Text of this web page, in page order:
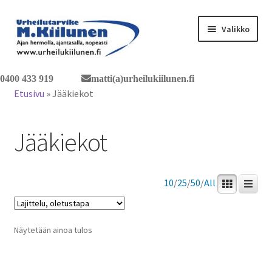
0400 433 919 matti(a)urheilukiilunen.fi
Siirry
navigointiin
Siirry
sisältöön
Valikko
Tervetuloa verkkokauppaan
Yhteystiedot
Etusivu »Jääkiekot
Jääkiekot
10/25/50/All
Näytetään ainoa tulos